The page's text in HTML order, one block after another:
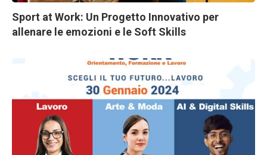
Sport at Work: Un Progetto Innovativo per
allenare le emozioni e le Soft Skills